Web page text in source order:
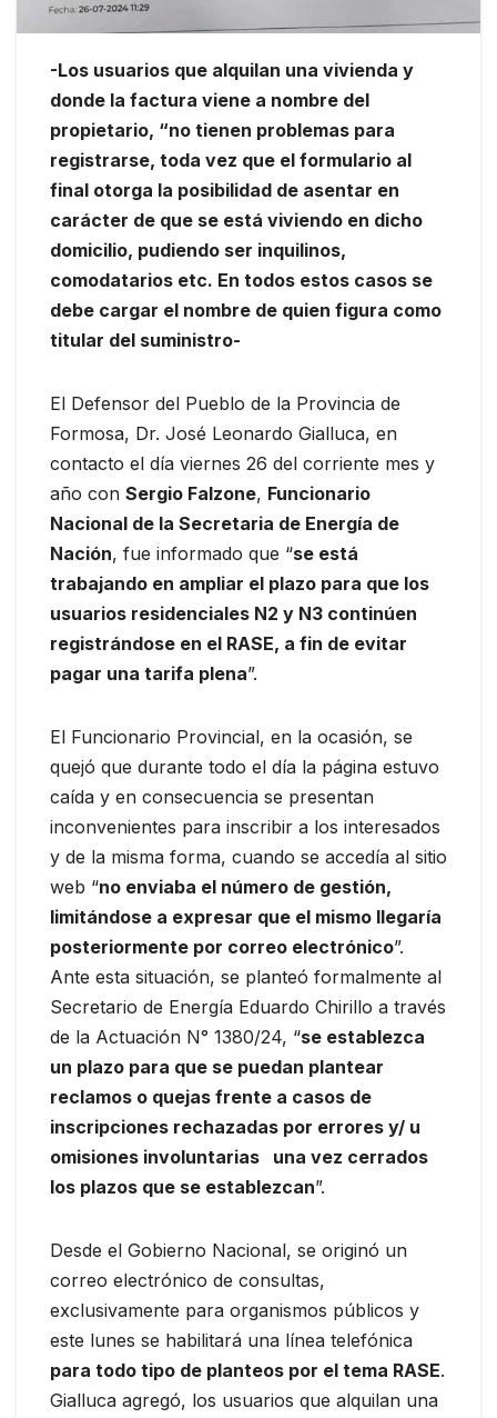
-Los usuarios que alquilan una vivienda y
donde la factura viene a nombre del
propietario, “no tienen problemas para
registrarse, toda vez que el formulario al
final otorga la posibilidad de asentar en
carácter de que se está viviendo en dicho
domicilio, pudiendo ser inquilinos,
comodatarios etc. En todos estos casos se
debe cargar el nombre de quien figura como
titular del suministro-
El Defensor del Pueblo de la Provincia de
Formosa, Dr. José Leonardo Gialluca, en
contacto el día viernes 26 del corriente mes y
año con Sergio Falzone, Funcionario
Nacional de la Secretaria de Energía de
Nación, fue informado que “se está
trabajando en ampliar el plazo para que los
usuarios residenciales N2 y N3 continúen
registrándose en el RASE, a fin de evitar
pagar una tarifa plena”.
El Funcionario Provincial, en la ocasión, se
quejó que durante todo el día la página estuvo
caída y en consecuencia se presentan
inconvenientes para inscribir a los interesados
y de la misma forma, cuando se accedía al sitio
web “no enviaba el número de gestión,
limitándose a expresar que el mismo llegaría
posteriormente por correo electrónico”.
Ante esta situación, se planteó formalmente al
Secretario de Energía Eduardo Chirillo a través
de la Actuación N° 1380/24, “se establezca
un plazo para que se puedan plantear
reclamos o quejas frente a casos de
inscripciones rechazadas por errores y/ u
omisiones involuntarias una vez cerrados
los plazos que se establezcan”.
Desde el Gobierno Nacional, se originó un
correo electrónico de consultas,
exclusivamente para organismos públicos y
este lunes se habilitará una línea telefónica
para todo tipo de planteos por el tema RASE.
Gialluca agregó, los usuarios que alquilan una